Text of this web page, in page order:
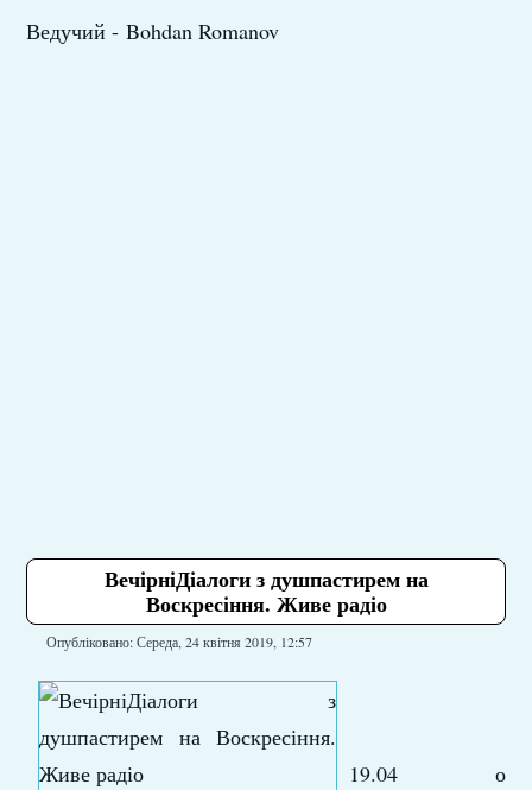
Ведучий - Bohdan Romanov
ВечірніДіалоги з душпастирем на
Воскресіння. Живе радіо
Опубліковано: Середа, 24 квітня 2019, 12:57
19.04 о